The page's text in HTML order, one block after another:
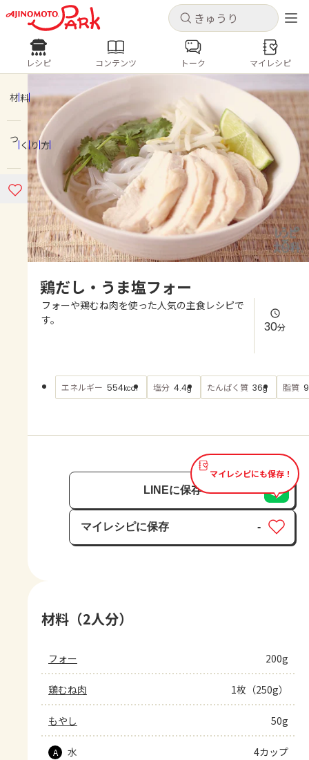
キャンセル
ログインするとレシピを保存できます
ログイン 新規登録
ホーム
コンテンツ
レシピ
よくあるお問い合わせ
AJINOMOTO PARK とは
キャンセル
レシピ コンテンツ
人気の食材・レシピ
きゅうり なす トマト
とうもろこし
ピーマン
みょうが ゴーヤ
レシピ コンテンツ トーク マイレシピ
材料
つくり方
鶏だし・うま塩フォー
フォーや鶏むね肉を使った人気の主食レシピで
す。
30分
エネルギー 554kcal 塩分 4.4g たんぱく質 36g 脂質
マイレシピにも保存！
LINEに保存
マイレシピに保存
保存済み
-
材料（2人分）
フォー 200g
鶏むね肉 1枚（250g）
もやし 50g
A 水 4カップ